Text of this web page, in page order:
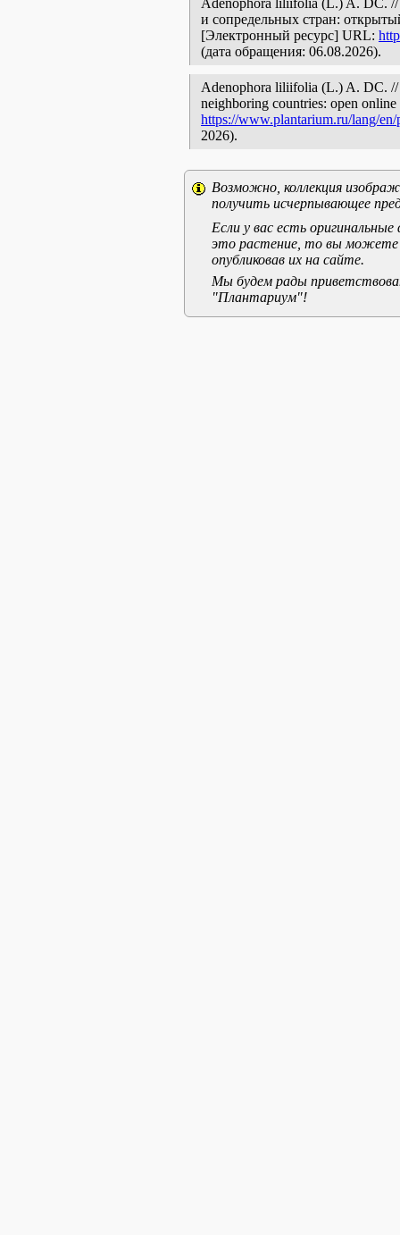
Adenophora liliifolia (L.) A. DC.
и сопредельных стран:
[Электронный ресурс] URL:
(дата обращения: 06.08.2026).
Adenophora liliifolia (L.) A. DC. //
neighboring countries: open
https://www.plantarium.ru/lang/
2026).
Возможно, коллекция
получить исчерпывающее
Если у вас есть
это растение, то вы можете
опубликовав их на сайте.
Мы будем рады
"Плантариум"!